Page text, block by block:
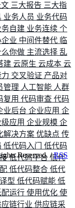
三大报告 三大指
业务人员 业务代码
务自建 业务连续 个
业 中间件替代 临
么你做 主流选择 乱
建 云原生 云成本 云
交叉验证 产品对
管理 人工智能 人群
复用 代码审查 代码
业后台 企业应用 企
应用 企业规模 企
解决方案 优缺点 传
低代码入门 低代码
低代码平台 低代
低代码整合 低代
型 低代码赋能 低
配运行 使用优化 使
应链行业 供应链采
Reserved. /RSS